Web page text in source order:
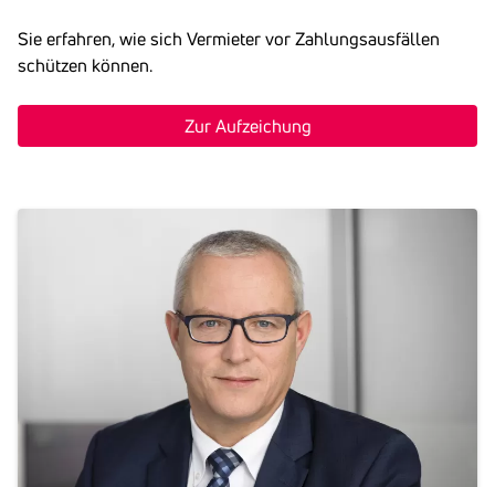
Sie erfahren, wie sich Vermieter vor Zahlungsausfällen
schützen können.
Zur Aufzeichung